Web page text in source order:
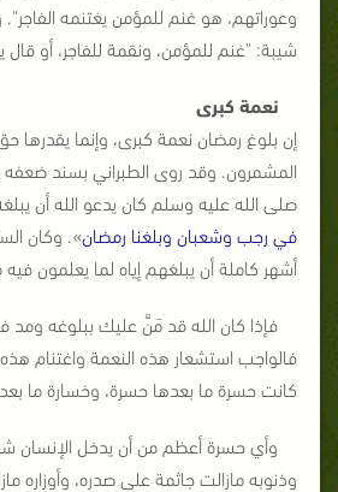
وعوراتهم، هو غنم للمؤمن يغتنمه
شيبة: "غنم للمؤمن، ونقمة للفاجر، أو قال
نعمة كبرى
إن بلوغ رمضان نعمة كبرى، وإنما يقدرها
المشمرون. وقد روى الطبراني بسند
صلى الله عليه وسلم كان يدعو الله أن
في رجب وشعبان وبلغنا رمضان». وكان
أشهر كاملة أن يبلغهم إياه لما يعلمون
فإذا كان الله قد مَنَّ عليك ببلوغه
فالواجب استشعار هذه النعمة واغتنام
كانت حسرة ما بعدها حسرة، وخسارة ما
وأي حسرة أعظم من أن يدخل الإنسان
وذنوبه مازالت جاثمة على صدره، وأوزاره